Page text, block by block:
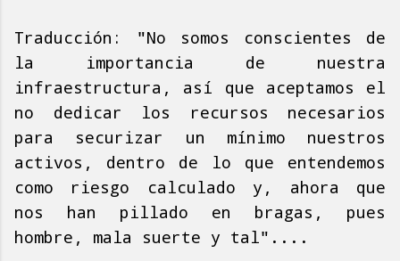
Traducción: "No somos conscientes de
la importancia de nuestra
infraestructura, así que aceptamos el
no dedicar los recursos necesarios
para securizar un mínimo nuestros
activos, dentro de lo que entendemos
como riesgo calculado y, ahora que
nos han pillado en bragas, pues
hombre, mala suerte y tal"....